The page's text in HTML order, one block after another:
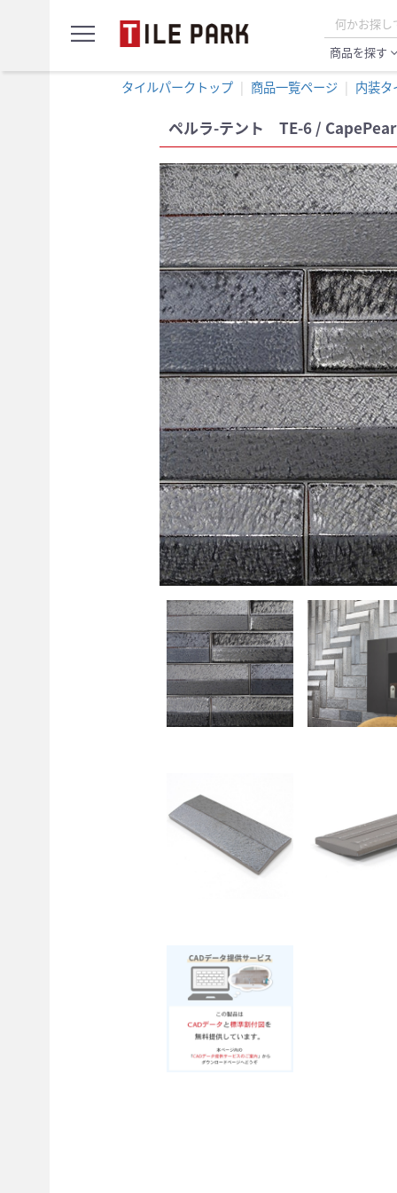
menu 商品を探す
ン
プ
カ
タイルパークトップ 商品一覧ページ 内装タ
ペルラ-テント TE-6 /